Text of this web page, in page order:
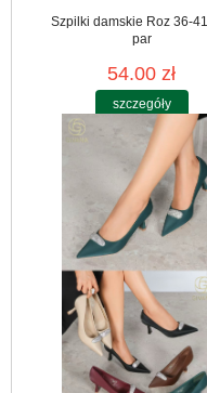
Szpilki damskie Roz 36-
par
54.00 zł
szczegóły